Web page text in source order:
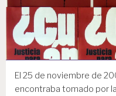
El 25 de noviembre de
encontraba tomado por